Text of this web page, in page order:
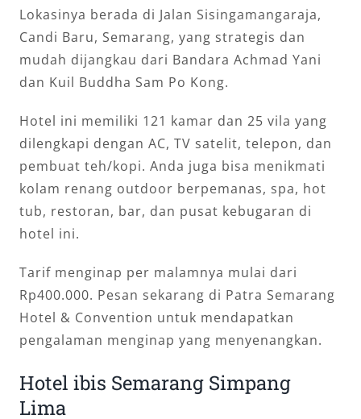
Lokasinya berada di Jalan Sisingamangaraja,
Candi Baru, Semarang, yang strategis dan
mudah dijangkau dari Bandara Achmad Yani
dan Kuil Buddha Sam Po Kong.
Hotel ini memiliki 121 kamar dan 25 vila yang
dilengkapi dengan AC, TV satelit, telepon, dan
pembuat teh/kopi. Anda juga bisa menikmati
kolam renang outdoor berpemanas, spa, hot
tub, restoran, bar, dan pusat kebugaran di
hotel ini.
Tarif menginap per malamnya mulai dari
Rp400.000. Pesan sekarang di Patra Semarang
Hotel & Convention untuk mendapatkan
pengalaman menginap yang menyenangkan.
Hotel ibis Semarang Simpang
Lima